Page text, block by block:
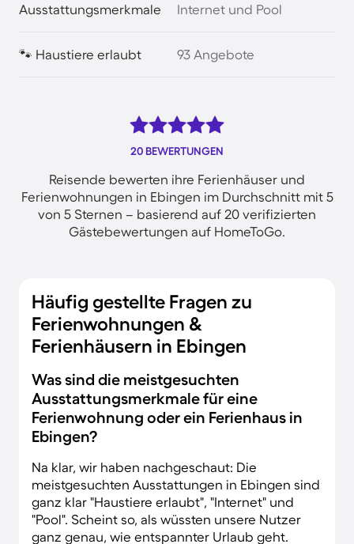
Ausstattungsmerkmale
Internet und Pool
🐾 Haustiere erlaubt 93 Angebote
20 BEWERTUNGEN
Reisende bewerten ihre Ferienhäuser und
Ferienwohnungen in Ebingen im Durchschnitt mit 5
von 5 Sternen – basierend auf 20 verifizierten
Gästebewertungen auf HomeToGo.
Häufig gestellte Fragen zu
Ferienwohnungen &
Ferienhäusern in Ebingen
Was sind die meistgesuchten
Ausstattungsmerkmale für eine
Ferienwohnung oder ein Ferienhaus in
Ebingen?
Na klar, wir haben nachgeschaut: Die
meistgesuchten Ausstattungen in Ebingen sind
ganz klar "Haustiere erlaubt", "Internet" und
"Pool". Scheint so, als wüssten unsere Nutzer
ganz genau, wie entspannter Urlaub geht.